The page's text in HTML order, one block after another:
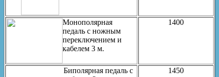
Монополярная
педаль с ножным
переключением и
кабелем 3 м.
1400
Биполярная педаль с
1450